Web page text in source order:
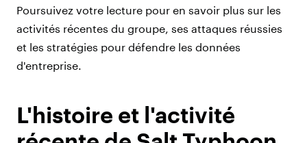
Poursuivez votre lecture pour en savoir plus sur les
activités récentes du groupe, ses attaques réussies
et les stratégies pour défendre les données
d'entreprise.
L'histoire et l'activité